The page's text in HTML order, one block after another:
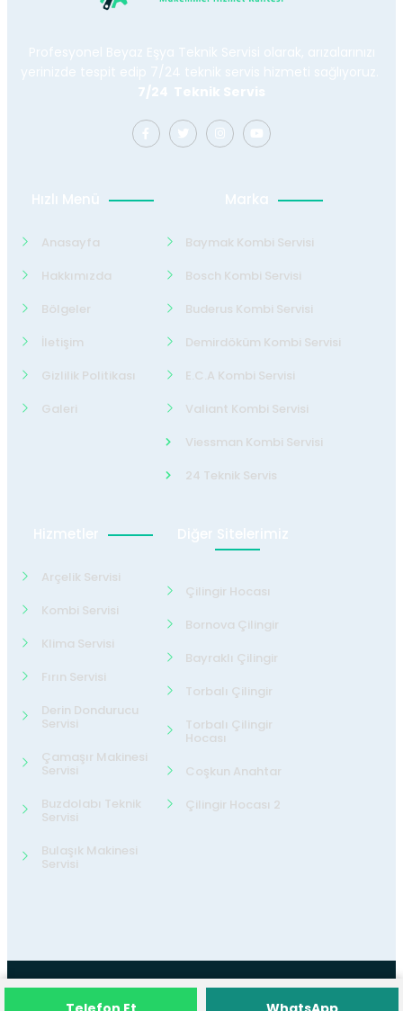
Profesyonel Beyaz Eşya Teknik Servisi olarak, arızalarınızı
yerinizde tespit edip 7/24 teknik servis hizmeti sağlıyoruz.
7/24 Teknik Servis
Hızlı Menü
Anasayfa
Hakkımızda
Bölgeler
İletişim
Gizlilik Politikası
Galeri
Marka
Baymak Kombi Servisi
Bosch Kombi Servisi
Buderus Kombi Servisi
Demirdöküm Kombi Servisi
E.C.A Kombi Servisi
Valiant Kombi Servisi
Viessman Kombi Servisi
24 Teknik Servis
Hizmetler
Arçelik Servisi
Kombi Servisi
Klima Servisi
Fırın Servisi
Derin Dondurucu
Servisi
Çamaşır Makinesi
Servisi
Buzdolabı Teknik
Servisi
Bulaşık Makinesi
Servisi
Diğer Sitelerimiz
Çilingir Hocası
Bornova Çilingir
Bayraklı Çilingir
Torbalı Çilingir
Torbalı Çilingir
Hocası
Coşkun Anahtar
Çilingir Hocası 2
©202624 Teknik ServisTüm Hakları